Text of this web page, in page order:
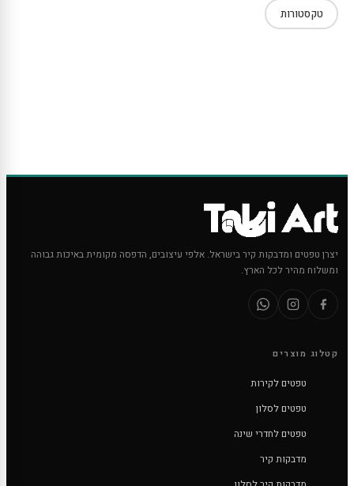
טקסטורות
יצרן טפטים ומדבקות קיר בישראל. אלפי עיצובים, הדפסה מקומית באיכות גבוהה
ומשלוח מהיר לכל הארץ.
קטלוג מוצרים
טפטים לקירות
טפטים לסלון
טפטים לחדרי שינה
מדבקות קיר